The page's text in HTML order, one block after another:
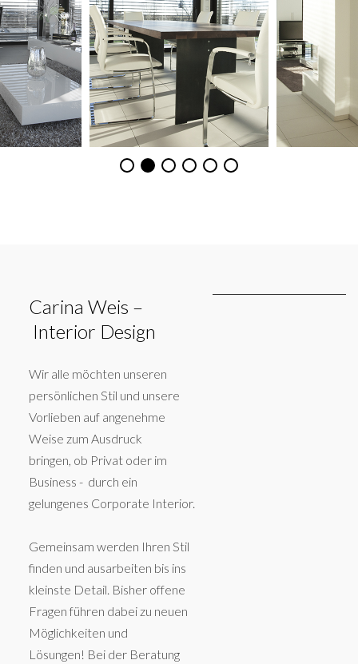
Carina Weis –
Interior Design
Wir alle möchten unseren
persönlichen Stil und unsere
Vorlieben auf angenehme
Weise zum Ausdruck
bringen, ob Privat oder im
Business - durch ein
gelungenes Corporate Interior.
Gemeinsam werden Ihren Stil
finden und ausarbeiten bis ins
kleinste Detail. Bisher offene
Fragen führen dabei zu neuen
Möglichkeiten und
Lösungen! Bei der Beratung